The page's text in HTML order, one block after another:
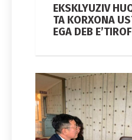
EKSKLYUZIV
TA KORXONA
EGA DEB